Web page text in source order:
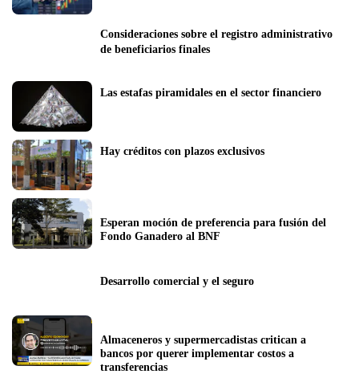
Consideraciones sobre el registro administrativo
de beneficiarios finales
Las estafas piramidales en el sector financiero
Hay créditos con plazos exclusivos
Esperan moción de preferencia para fusión del
Fondo Ganadero al BNF
Desarrollo comercial y el seguro
Almaceneros y supermercadistas critican a
bancos por querer implementar costos a
transferencias